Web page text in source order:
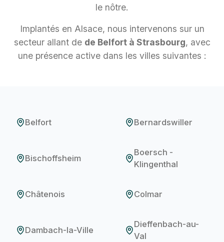
le nôtre.
Implantés en Alsace, nous intervenons sur un
secteur allant de de Belfort à Strasbourg, avec
une présence active dans les villes suivantes :
Belfort Bernardswiller
Bischoffsheim
Boersch -
Klingenthal
Châtenois Colmar
Dambach-la-Ville
Dieffenbach-au-
Val